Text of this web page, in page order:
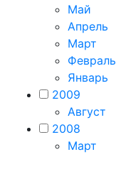
Май
Апрель
Март
Февраль
Январь
2009
Август
2008
Март